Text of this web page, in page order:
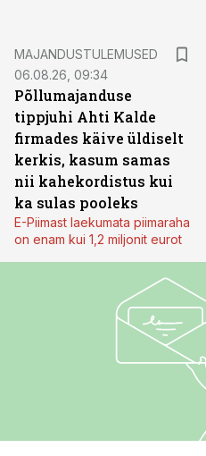
MAJANDUSTULEMUSED
06.08.26, 09:34
Põllumajanduse
tippjuhi Ahti Kalde
firmades käive üldiselt
kerkis, kasum samas
nii kahekordistus kui
ka sulas pooleks
E-Piimast laekumata piimaraha
on enam kui 1,2 miljonit eurot